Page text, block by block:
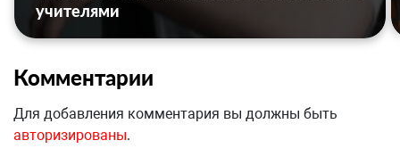
учителями
Комментарии
Для добавления комментария вы должны быть
авторизированы.